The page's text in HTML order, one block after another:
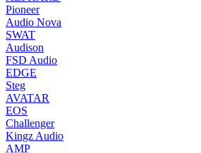
Pioneer
Audio Nova
SWAT
Audison
FSD Audio
EDGE
Steg
AVATAR
EOS
Challenger
Kingz Audio
AMP